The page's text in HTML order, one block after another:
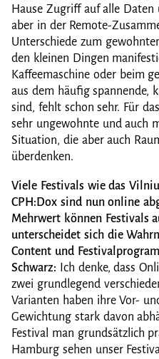
Hause Zugriff auf alle
aber in der Remote-
Unterschiede zum
den kleinen Dingen
Kaffeemaschine oder beim
aus dem häufig spannende,
sind, fehlt schon sehr. Für
sehr ungewohnte und auch
Situation, die aber auch
überdenken.
Viele Festivals wie das
CPH:Dox sind nun online
Mehrwert können Festivals
unterscheidet sich die
Content und
Schwarz: Ich denke, dass
zwei grundlegend
Varianten haben ihre Vor-
Gewichtung stark davon
Festival man grundsätzlich
Hamburg sehen unser